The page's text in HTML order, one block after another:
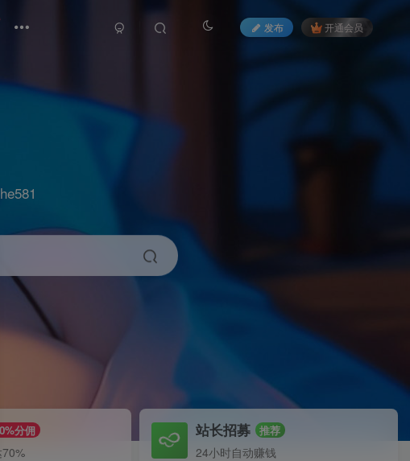
发布 开通会员
分佣 站长招募 推荐
24小时自动赚钱